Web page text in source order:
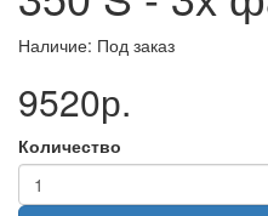
Наличие: Под заказ
9520р.
Количество